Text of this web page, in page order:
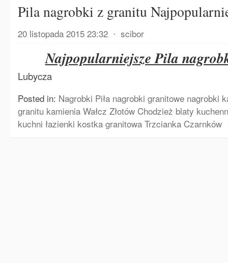
Pila nagrobki z granitu
20 listopada 2015 23:32 ⋅ scibor
Najpopularniejsze Pila
Lubycza
Posted in: Nagrobki Piła nagrobki granitowe nagrobki
granitu kamienia Wałcz Złotów Chodzież blaty
kuchni łazienki kostka granitowa Trzcianka Czarnków